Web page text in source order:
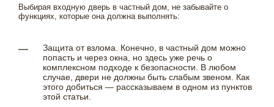
Выбирая входную дверь в частный дом, не забывайте о
функциях, которые она должна выполнять:
Защита от взлома. Конечно, в частный дом можно
попасть и через окна, но здесь уже речь о
комплексном подходе к безопасности. В любом
случае, двери не должны быть слабым звеном. Как
этого добиться — рассказываем в одном из пунктов
этой статьи.